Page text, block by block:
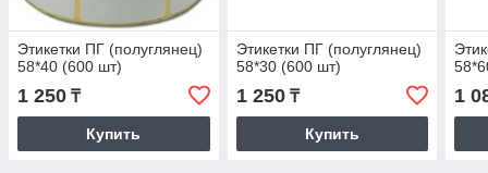
Этикетки ПГ (полуглянец)
58*40 (600 шт)
1 250 ₸
Купить
Этикетки ПГ (полуглянец)
58*30 (600 шт)
1 250₸
Купить
1